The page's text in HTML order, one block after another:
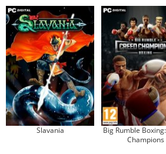
Slavania
Big Rumble
Champions